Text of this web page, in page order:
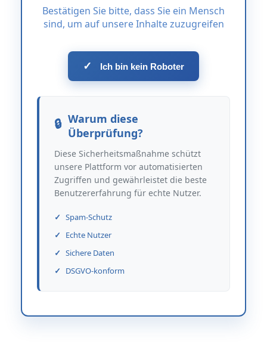
Bestätigen Sie bitte, dass Sie ein Mensch
sind, um auf unsere Inhalte zuzugreifen
✓ Ich bin kein Roboter
Warum diese
Überprüfung?
Diese Sicherheitsmaßnahme schützt
unsere Plattform vor automatisierten
Zugriffen und gewährleistet die beste
Benutzererfahrung für echte Nutzer.
Spam-Schutz
Echte Nutzer
Sichere Daten
DSGVO-konform